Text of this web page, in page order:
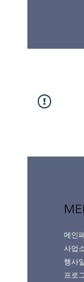
메인
사업
행사
프로